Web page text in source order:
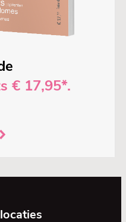
€ 17,95*.